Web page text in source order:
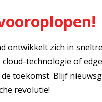
ontwikkelt zich in
technologie of
toekomst. Blijf
revolutie!